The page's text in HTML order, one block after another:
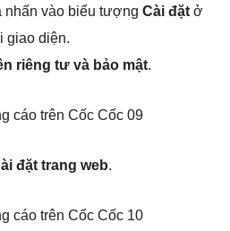
nhấn vào biểu tượng Cài đặt ở
giao diện.
riêng tư và bảo mật.
đặt trang web.